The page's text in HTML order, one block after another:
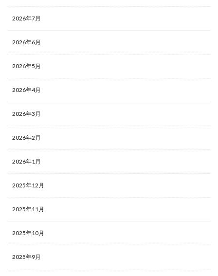
2026年7月
2026年6月
2026年5月
2026年4月
2026年3月
2026年2月
2026年1月
2025年12月
2025年11月
2025年10月
2025年9月